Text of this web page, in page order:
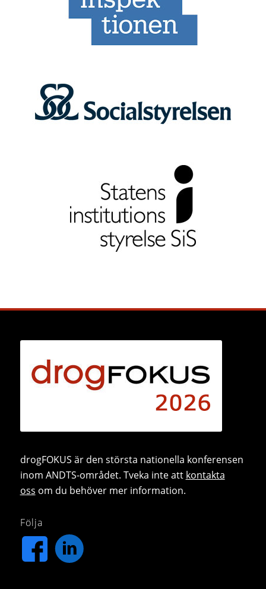
drogFOKUS är den största nationella konferensen
inom ANDTS-området. Tveka inte att kontakta
oss om du behöver mer information.
Följa